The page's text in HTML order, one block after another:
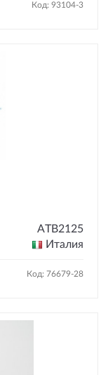
Код: 93104-3
ATB2125
Италия
Код: 76679-28